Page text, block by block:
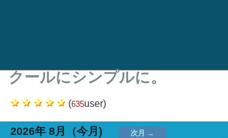
クールにシンプルに。
(635user)
2026年 8月 （今月)
次月 →